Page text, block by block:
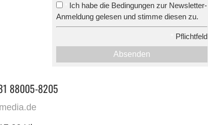
Ich habe die Bedingungen zur Newsletter-
Anmeldung gelesen und stimme diesen zu.
Pflichtfeld
Absenden
88005-8205